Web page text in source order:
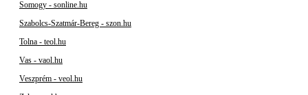
Somogy - sonline.hu
Szabolcs-Szatmár-Bereg - szon.hu
Tolna - teol.hu
Vas - vaol.hu
Veszprém - veol.hu